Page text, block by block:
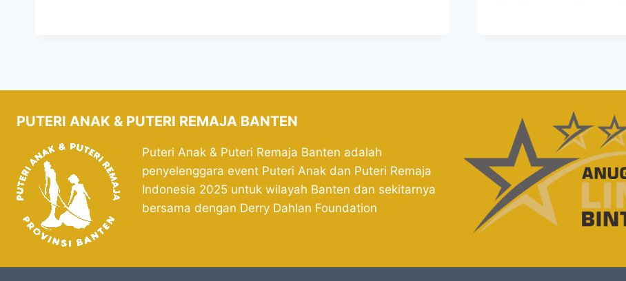
PUTERI ANAK & PUTERI REMAJA BANTEN
Puteri Anak & Puteri Remaja Banten adalah
penyelenggara event Puteri Anak dan Puteri Remaja
Indonesia 2025 untuk wilayah Banten dan sekitarnya
bersama dengan Derry Dahlan Foundation